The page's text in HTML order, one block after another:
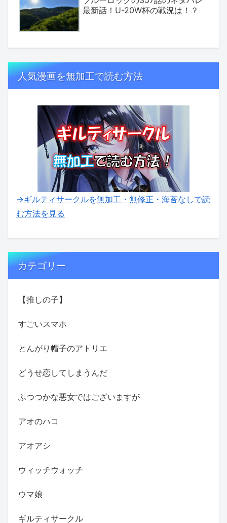
最新話！U-20W杯の戦況は！？
人気漫画を無加工で読む方法
→ギルティサークルを無加工・無修正・海苔なしで読
む方法を見る
カテゴリー
【推しの子】
すごいスマホ
とんがり帽子のアトリエ
どうせ恋してしまうんだ
ふつつかな悪女ではございますが
アオのハコ
アオアシ
ウィッチウォッチ
ウマ娘
ギルティサークル